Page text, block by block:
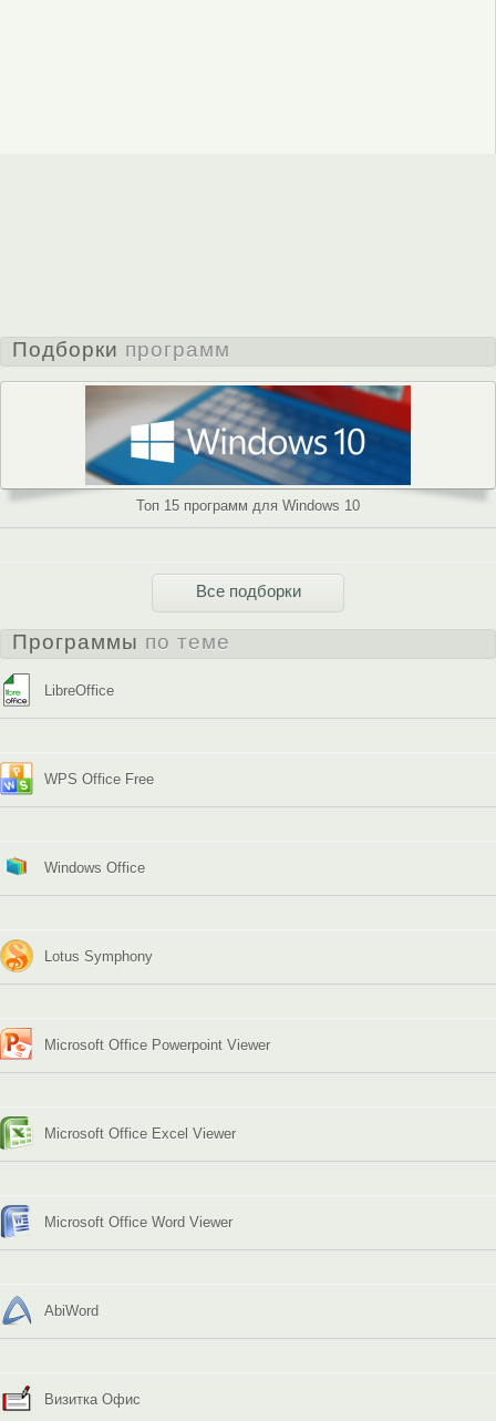
Подборки программ
Топ 15 программ для Windows 10
Все подборки
Программы по теме
LibreOffice
WPS Office Free
Windows Office
Lotus Symphony
Microsoft Office Powerpoint Viewer
Microsoft Office Excel Viewer
Microsoft Office Word Viewer
AbiWord
Визитка Офис